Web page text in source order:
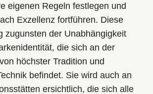
eigenen Regeln festlegen und
Exzellenz fortführen. Diese
zugunsten der Unabhängigkeit
die sich an der
höchster Tradition und
befindet. Sie wird auch an
ersichtlich, die sich alle